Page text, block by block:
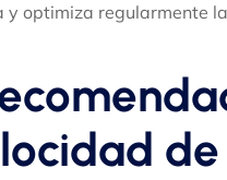
y optimiza regularmente